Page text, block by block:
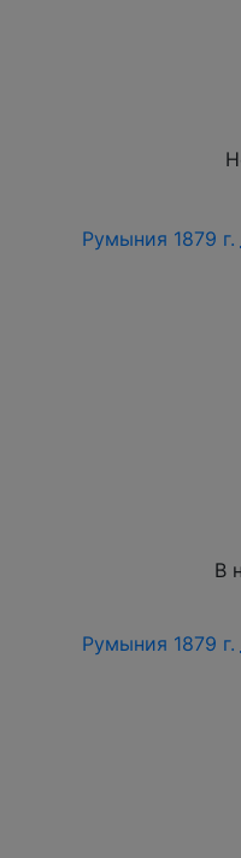
Румыния 1879 г.
В
Румыния 1879 г.